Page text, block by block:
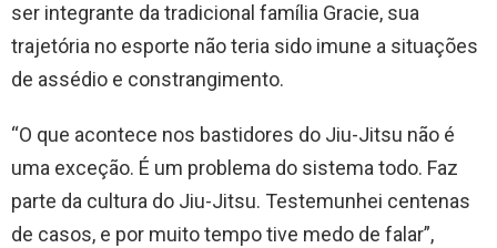
ser integrante da tradicional família Gracie, sua
trajetória no esporte não teria sido imune a situações
de assédio e constrangimento.
“O que acontece nos bastidores do Jiu-Jitsu não é
uma exceção. É um problema do sistema todo. Faz
parte da cultura do Jiu-Jitsu. Testemunhei centenas
de casos, e por muito tempo tive medo de falar”,